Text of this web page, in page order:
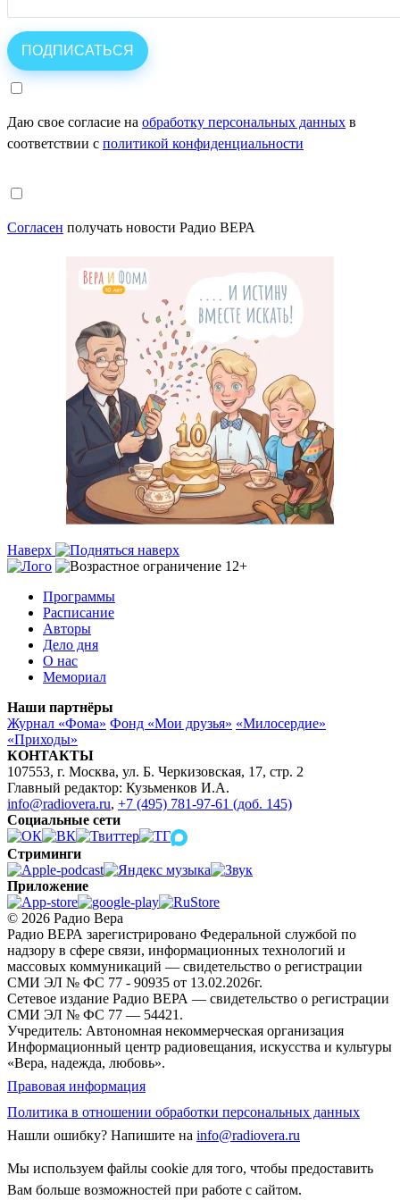
Даю свое согласие на обработку персональных данных в
соответствии с политикой конфиденциальности
Согласен получать новости Радио ВЕРА
Наверх
Программы
Расписание
Авторы
Дело дня
О нас
Мемориал
Наши партнёры
Журнал «Фома» Фонд «Мои друзья» «Милосердие»
«Приходы»
КОНТАКТЫ
107553, г. Москва, ул. Б. Черкизовская, 17, стр. 2
Главный редактор: Кузьменков И.А.
info@radiovera.ru, +7 (495) 781-97-61 (доб. 145)
Социальные сети
Стриминги
Приложение
© 2026 Радио Вера
Радио ВЕРА зарегистрировано Федеральной службой по
надзору в сфере связи, информационных технологий и
массовых коммуникаций — свидетельство о регистрации
СМИ ЭЛ № ФС 77 - 90935 от 13.02.2026г.
Сетевое издание Радио ВЕРА — свидетельство о регистрации
СМИ ЭЛ № ФС 77 — 54421.
Учредитель: Автономная некоммерческая организация
Информационный центр радиовещания, искусства и культуры
«Вера, надежда, любовь».
Правовая информация
Политика в отношении обработки персональных данных
Нашли ошибку? Напишите на info@radiovera.ru
Мы используем файлы cookie для того, чтобы предоставить
Вам больше возможностей при работе с сайтом.